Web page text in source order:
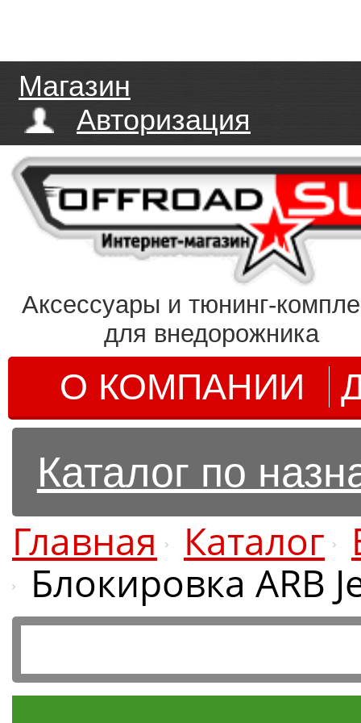
Магазин
Авторизация
Аксессуары и тюнинг-
для внедорожника
О КОМПАНИИ
Каталог по
Главная Каталог
Блокировка ARB